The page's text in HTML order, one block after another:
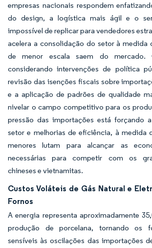
empresas nacionais respondem
do design, a logística mais ágil e o
impossível de replicar para vendedores
acelera a consolidação do setor à medida
de menor escala saem do mercado.
considerando intervenções de política
revisão das isenções fiscais sobre
e a aplicação de padrões de qualidade
nivelar o campo competitivo para os
pressão das importações está forçando
setor e melhorias de eficiência, à medida
menores lutam para alcançar as
necessárias para competir com os
chineses e vietnamitas.
Custos Voláteis de Gás Natural e
Fornos
A energia representa aproximadamente
produção de porcelana, tornando os
sensíveis às oscilações das importações